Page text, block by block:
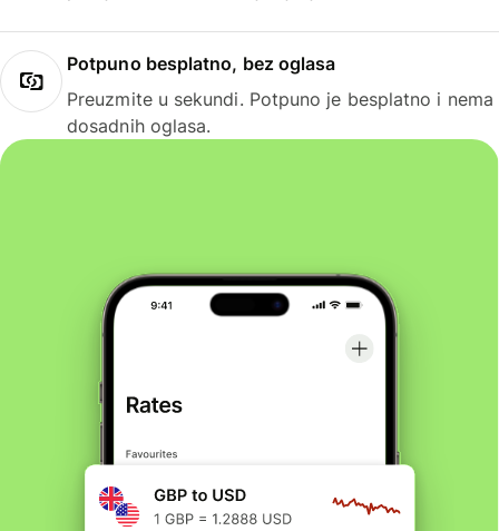
Potpuno besplatno, bez oglasa
Preuzmite u sekundi. Potpuno je besplatno i nema
dosadnih oglasa.